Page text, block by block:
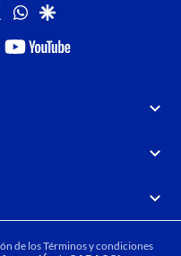
twitterwhatsapp
google
youtube-
de losTérminos y condiciones